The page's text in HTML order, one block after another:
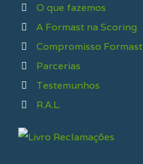
O que fazemos
A Formast na Scoring
Compromisso Formast
Parcerias
Testemunhos
R.A.L.